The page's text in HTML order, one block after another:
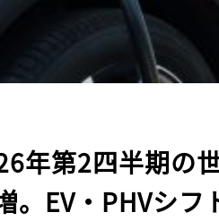
年第2四半期の
。EV・PHVシフ